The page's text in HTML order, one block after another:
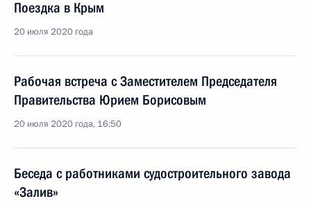
Поездка в Крым
20 июля 2020 года
Рабочая встреча с Заместителем Председателя
Правительства Юрием Борисовым
20 июля 2020 года, 16:50
Беседа с работниками судостроительного завода
«Залив»